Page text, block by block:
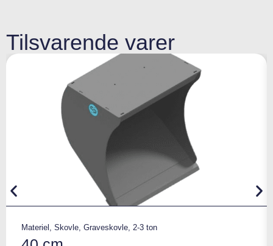
Tilsvarende varer
Materiel , Skovle, Graveskovle, 2-3 ton